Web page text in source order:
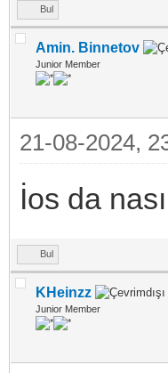
Bul
Amin. Binnetov
Junior Member
21-08-2024,
İos da
Bul
KHeinzz
Junior Member